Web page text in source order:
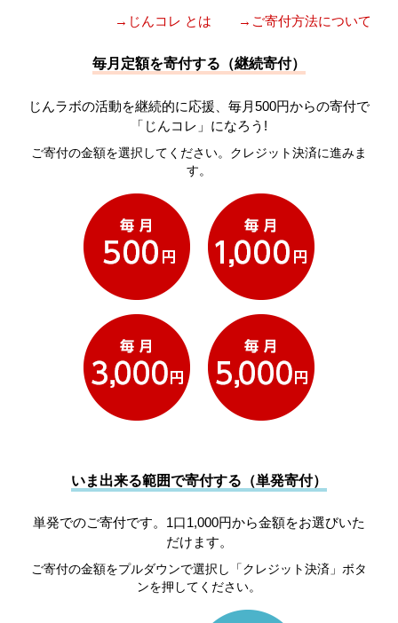
→じんコレ とは →ご寄付方法について
毎月定額を寄付する（継続寄付）
じんラボの活動を継続的に応援、毎月500円からの寄付で
「じんコレ」になろう!
ご寄付の金額を選択してください。クレジット決済に進みま
す。
いま出来る範囲で寄付する（単発寄付）
単発でのご寄付です。1口1,000円から金額をお選びいた
だけます。
ご寄付の金額をプルダウンで選択し「クレジット決済」ボタ
ンを押してください。